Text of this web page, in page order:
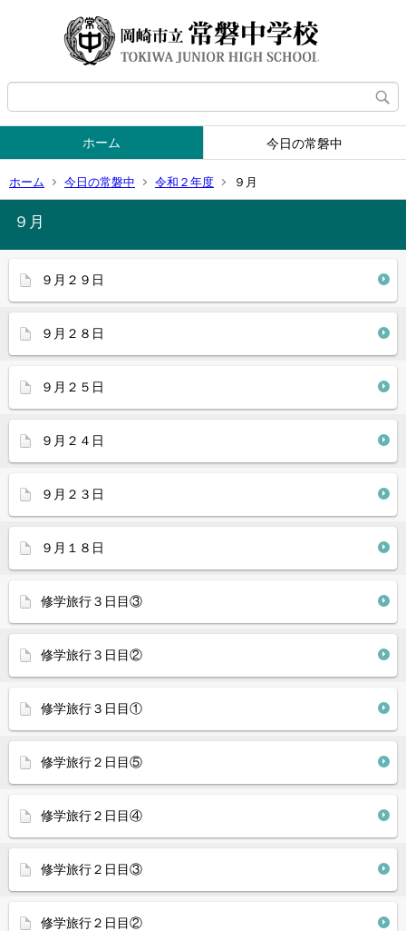
ホーム 今日の常磐中
ホーム 今日の常磐中 令和２年度 ９月
９月
９月２９日
９月２８日
９月２５日
９月２４日
９月２３日
９月１８日
修学旅行３日目③
修学旅行３日目②
修学旅行３日目①
修学旅行２日目⑤
修学旅行２日目④
修学旅行２日目③
修学旅行２日目②